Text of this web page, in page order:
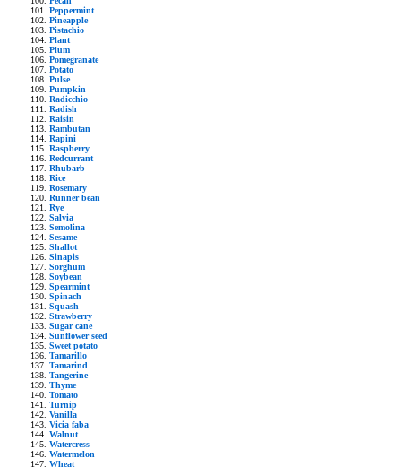
Peppermint
Pineapple
Pistachio
Plant
Plum
Pomegranate
Potato
Pulse
Pumpkin
Radicchio
Radish
Raisin
Rambutan
Rapini
Raspberry
Redcurrant
Rhubarb
Rice
Rosemary
Runner bean
Rye
Salvia
Semolina
Sesame
Shallot
Sinapis
Sorghum
Soybean
Spearmint
Spinach
Squash
Strawberry
Sugar cane
Sunflower seed
Sweet potato
Tamarillo
Tamarind
Tangerine
Thyme
Tomato
Turnip
Vanilla
Vicia faba
Walnut
Watercress
Watermelon
Wheat